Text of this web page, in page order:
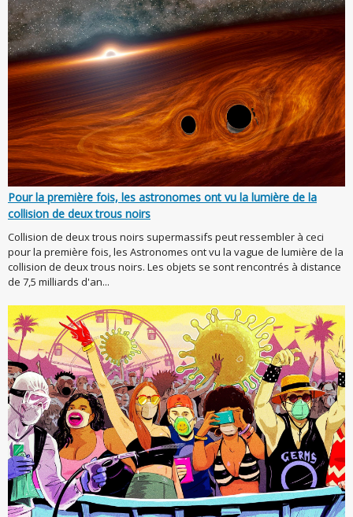
Pour la première fois, les astronomes ont vu la lumière de la
collision de deux trous noirs
Collision de deux trous noirs supermassifs peut ressembler à ceci
pour la première fois, les Astronomes ont vu la vague de lumière de la
collision de deux trous noirs. Les objets se sont rencontrés à distance
de 7,5 milliards d'an...